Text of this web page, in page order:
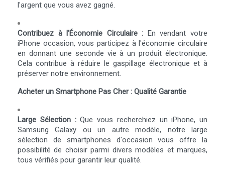
l'argent que vous avez gagné.
Contribuez à l'Économie Circulaire : En vendant votre
iPhone occasion, vous participez à l'économie circulaire
en donnant une seconde vie à un produit électronique.
Cela contribue à réduire le gaspillage électronique et à
préserver notre environnement.
Acheter un Smartphone Pas Cher : Qualité Garantie
Large Sélection :Que vous recherchiez un iPhone, un
Samsung Galaxy ou un autre modèle, notre large
sélection de smartphones d'occasion vous offre la
possibilité de choisir parmi divers modèles et marques,
tous vérifiés pour garantir leur qualité.